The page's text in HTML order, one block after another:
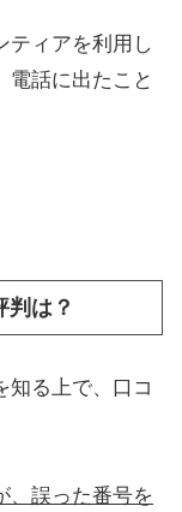
ティアを利用し
電話に出たこと
判は？
知る上で、口コ
、誤った番号を